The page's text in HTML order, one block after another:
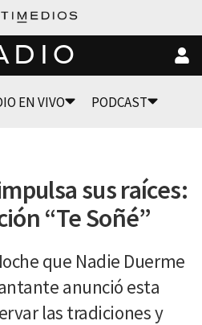
EN VIVO PODCAST
sus raíces:
“Te Soñé”
que Nadie Duerme
anunció esta
las tradiciones y